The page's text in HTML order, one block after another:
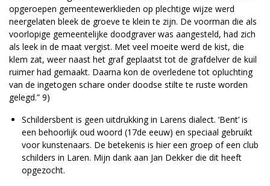
opgeroepen gemeentewerklieden op plechtige wijze werd
neergelaten bleek de groeve te klein te zijn. De voorman die als
voorlopige gemeentelijke doodgraver was aangesteld, had zich
als leek in de maat vergist. Met veel moeite werd de kist, die
klem zat, weer naast het graf geplaatst tot de grafdelver de kuil
ruimer had gemaakt. Daarna kon de overledene tot opluchting
van de ingetogen schare onder doodse stilte te ruste worden
gelegd.” 9)
Schildersbent is geen uitdrukking in Larens dialect. ‘Bent’ is
een behoorlijk oud woord (17de eeuw) en speciaal gebruikt
voor kunstenaars. De betekenis is hier een groep of een club
schilders in Laren. Mijn dank aan Jan Dekker die dit heeft
opgezocht.